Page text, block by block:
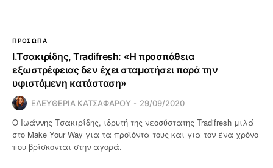
ΠΡΟΣΩΠΑ
Ι.Τσακιρίδης, Tradifresh: «Η προσπάθεια
εξωστρέφειας δεν έχει σταματήσει παρά την
υφιστάμενη κατάσταση»
ΕΛΕΥΘΕΡΙΑ ΚΑΤΣΑΦΑΡΟΥ 29/09/2020
Ο Ιωάννης Τσακιρίδης, ιδρυτή της νεοσύστατης Tradifresh μιλά
στο Make Your Way για τα προϊόντα τους και για τον ένα χρόνο
που βρίσκονται στην αγορά.